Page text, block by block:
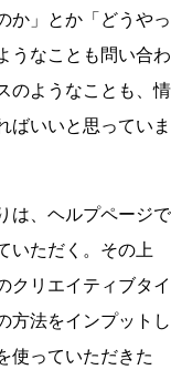
か」とか「どうやっ
うなことも問い合わ
のようなことも、情
ばいいと思っていま
は、ヘルプページで
いただく。その上
クリエイティブタイ
方法をインプットし
使っていただきた